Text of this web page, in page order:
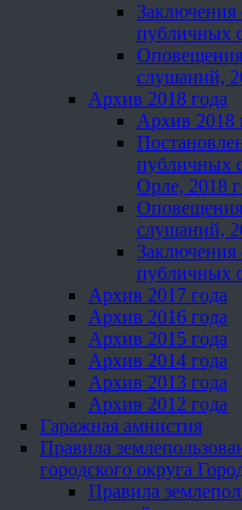
Заключения
публичных
слушаний,
Архив 2018 года
Архив 2018
публичных
Орле, 2018
слушаний,
Заключения
публичных
Архив 2017 года
Архив 2016 года
Архив 2015 года
Архив 2014 года
Архив 2013 года
Архив 2012 года
Гаражная амнистия
Правила
городского округа
Правила